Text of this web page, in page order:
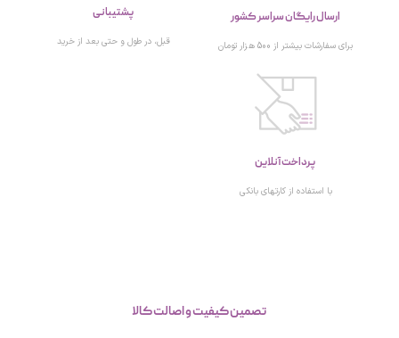
ارسال رایگان سراسر کشور
برای سفارشات بیشتر از 500 هزار تومان
پشتیبانی
قبل، در طول و حتی بعد از خرید
پرداخت آنلاین
با استفاده از کارتهای بانکی
تصمین کیفیت و اصالت کالا